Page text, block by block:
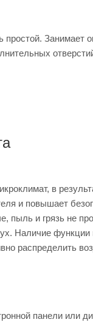
простой.
в
и повышает
пыль и грязь не
Наличие функции
распределить
панели или